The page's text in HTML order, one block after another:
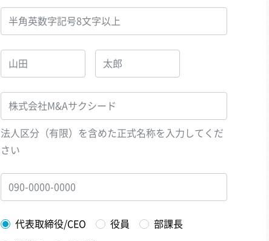
法人区分（有限）を含めた正式名称を入力してくだ
さい
代表取締役/CEO 役員 部課長